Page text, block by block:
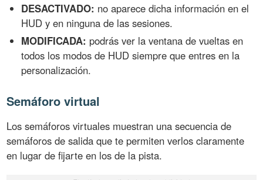
DESACTIVADO: no aparece dicha información en el
HUD y en ninguna de las sesiones.
MODIFICADA: podrás ver la ventana de vueltas en
todos los modos de HUD siempre que entres en la
personalización.
Semáforo virtual
Los semáforos virtuales muestran una secuencia de
semáforos de salida que te permiten verlos claramente
en lugar de fijarte en los de la pista.